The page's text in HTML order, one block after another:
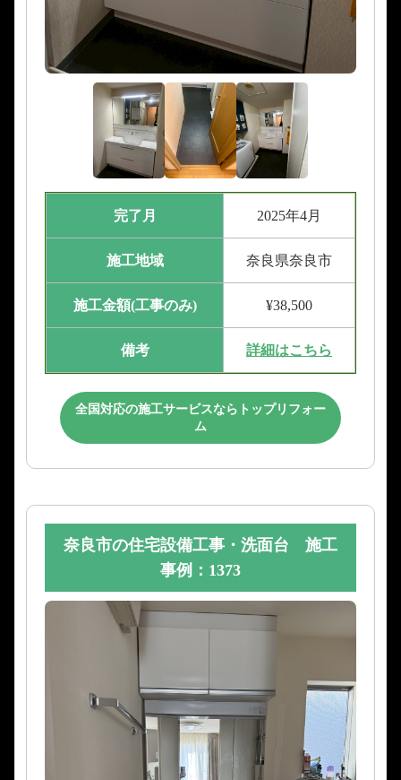
完了月 2025年4月
施工地域 奈良県奈良市
施工金額(工事のみ) ¥38,500
備考 詳細はこちら
全国対応の施工サービスならトップリフォー
ム
奈良市の住宅設備工事・洗面台 施工
事例：1373